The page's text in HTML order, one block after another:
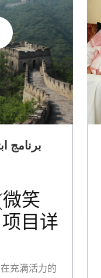
برنامج
目详
充满活力的